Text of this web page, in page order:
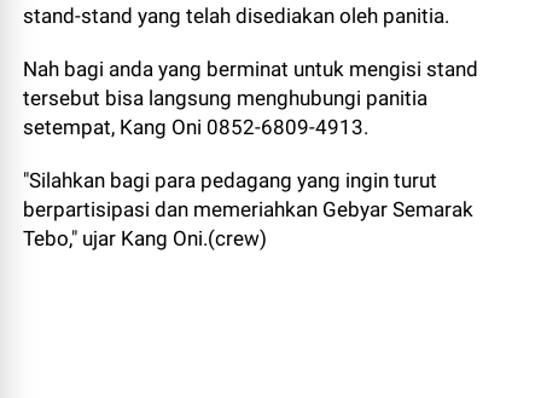
stand-stand yang telah disediakan oleh panitia.
Nah bagi anda yang berminat untuk mengisi stand
tersebut bisa langsung menghubungi panitia
setempat, Kang Oni 0852-6809-4913.
"Silahkan bagi para pedagang yang ingin turut
berpartisipasi dan memeriahkan Gebyar Semarak
Tebo," ujar Kang Oni.(crew)